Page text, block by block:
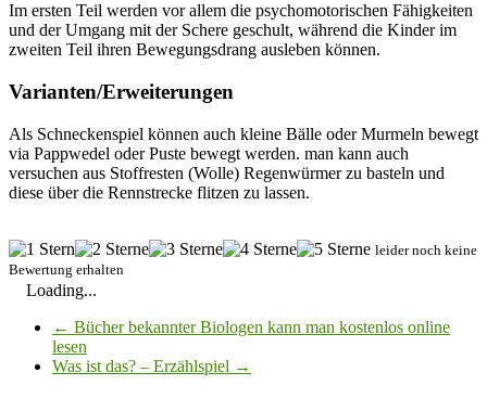
Im ersten Teil werden vor allem die psychomotorischen Fähigkeiten
und der Umgang mit der Schere geschult, während die Kinder im
zweiten Teil ihren Bewegungsdrang ausleben können.
Varianten/Erweiterungen
Als Schneckenspiel können auch kleine Bälle oder Murmeln bewegt
via Pappwedel oder Puste bewegt werden. man kann auch
versuchen aus Stoffresten (Wolle) Regenwürmer zu basteln und
diese über die Rennstrecke flitzen zu lassen.
leider noch keine
Bewertung erhalten
Loading...
← Bücher bekannter Biologen kann man kostenlos online
lesen
Was ist das? – Erzählspiel →